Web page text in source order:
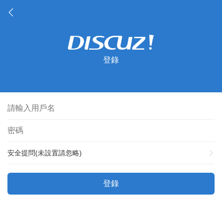
登錄
安全提問(未設置請忽略)
登錄